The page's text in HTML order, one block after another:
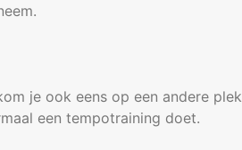
je ook eens op een andere plek
een tempotraining doet.